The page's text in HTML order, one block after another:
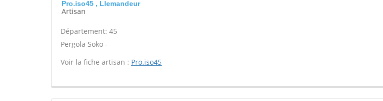
Pro.iso45 , Llemandeur
Artisan
Département: 45
Pergola Soko -
Voir la fiche artisan : Pro.iso45